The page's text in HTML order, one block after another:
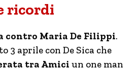
ricordi
contro Maria De Filippi.
3 aprile con De Sica che
tra Amici un one man